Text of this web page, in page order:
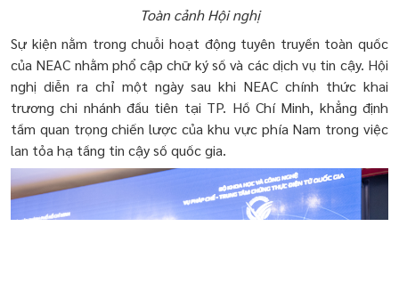
Toàn cảnh Hội nghị
Sự kiện nằm trong chuỗi hoạt động tuyên truyền toàn quốc
của NEAC nhằm phổ cập chữ ký số và các dịch vụ tin cậy. Hội
nghị diễn ra chỉ một ngày sau khi NEAC chính thức khai
trương chi nhánh đầu tiên tại TP. Hồ Chí Minh, khẳng định
tầm quan trọng chiến lược của khu vực phía Nam trong việc
lan tỏa hạ tầng tin cậy số quốc gia.